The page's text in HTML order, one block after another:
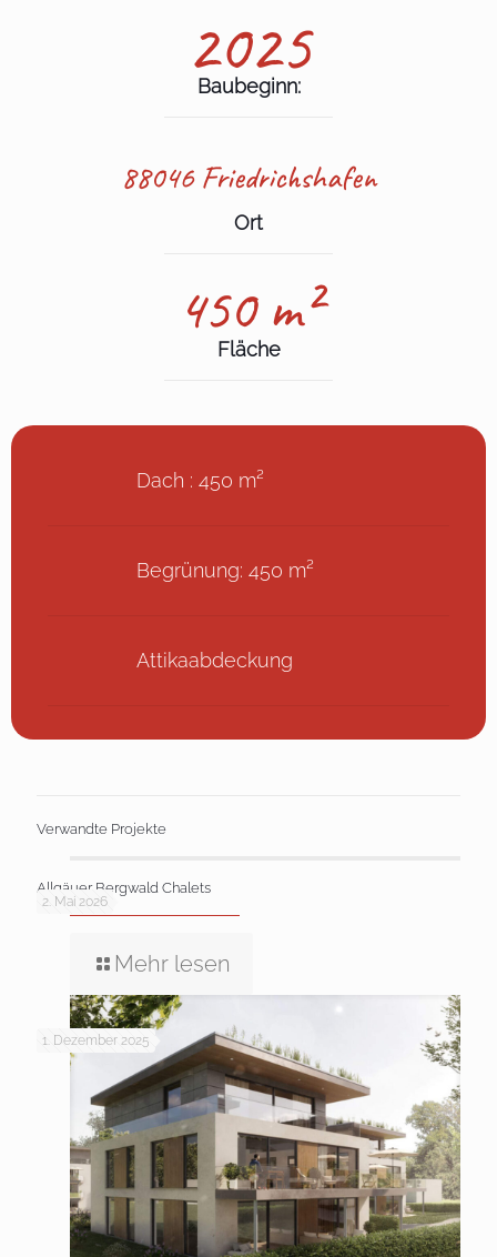
2025
Baubeginn:
88046 Friedrichshafen
Ort
450 m²
Fläche
Dach : 450 m²
Begrünung: 450 m²
Attikaabdeckung
Verwandte Projekte
2. Mai 2026
Allgäuer Bergwald Chalets
Mehr lesen
1. Dezember 2025